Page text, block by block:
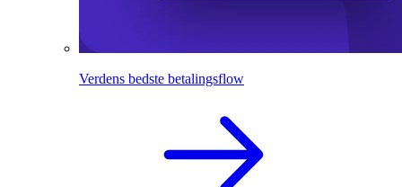
Verdens bedste betalingsflow